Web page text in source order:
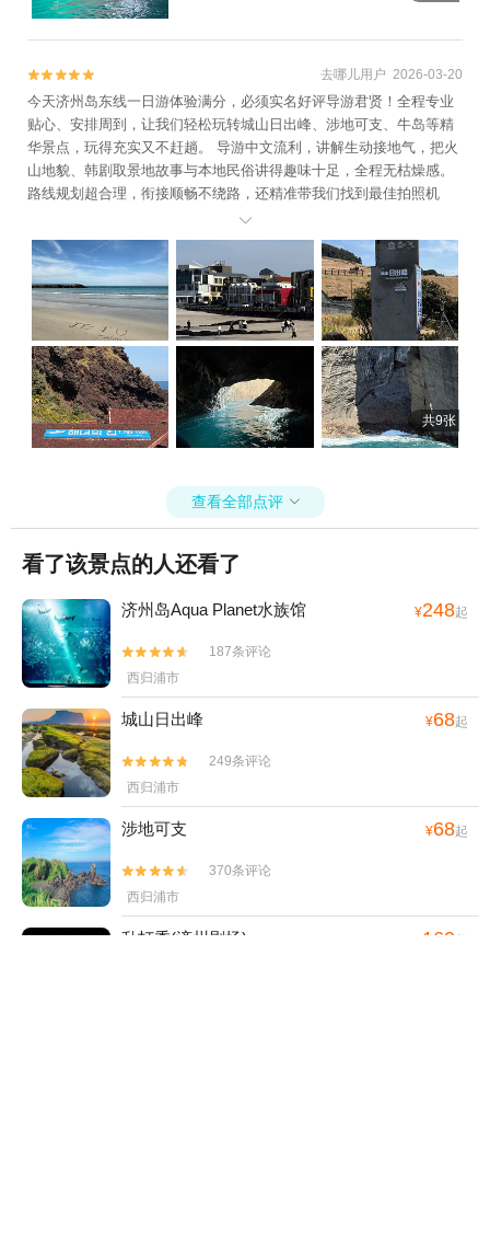

 去哪儿用户 2026-03-20
今天济州岛东线一日游体验满分，必须实名好评导游君贤！全程专业
贴心、安排周到，让我们轻松玩转城山日出峰、涉地可支、牛岛等精
华景点，玩得充实又不赶趟。 导游中文流利，讲解生动接地气，把火
山地貌、韩剧取景地故事与本地民俗讲得趣味十足，全程无枯燥感。
路线规划超合理，衔接顺畅不绕路，还精准带我们找到最佳拍照机
位，耐心帮大家拍照，随手都是海景大片。 服务细节拉满，准时接
送、提醒安全，主动推荐地道平价美食，全程无强制购物、无隐形消
费，待人真诚热情。遇到问题反应迅速，全程耐心解答，让人安全感
十足。 一天下来轻松愉快、收获满满，不仅看遍济州东线绝美风光，
更感受到暖心陪伴。强烈推荐这位靠谱导游，选择他带队，济州之行
省心又舒心！

共9张
查看全部点评 
看了该景点的人还看了
济州岛Aqua Planet水族馆 ¥248起


187条评论
西归浦市
城山日出峰 ¥68起


249条评论
西归浦市
涉地可支 ¥68起


370条评论
西归浦市
乱打秀(济州剧场) 160 起